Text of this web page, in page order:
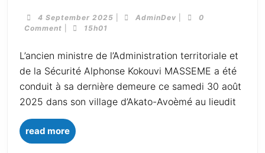
4 September 2025 AdminDev
0
Comment
15h01
L’ancien ministre de l’Administration territoriale et
de la Sécurité Alphonse Kokouvi MASSEME a été
conduit à sa dernière demeure ce samedi 30 août
2025 dans son village d’Akato-Avoèmé au lieudit
read more